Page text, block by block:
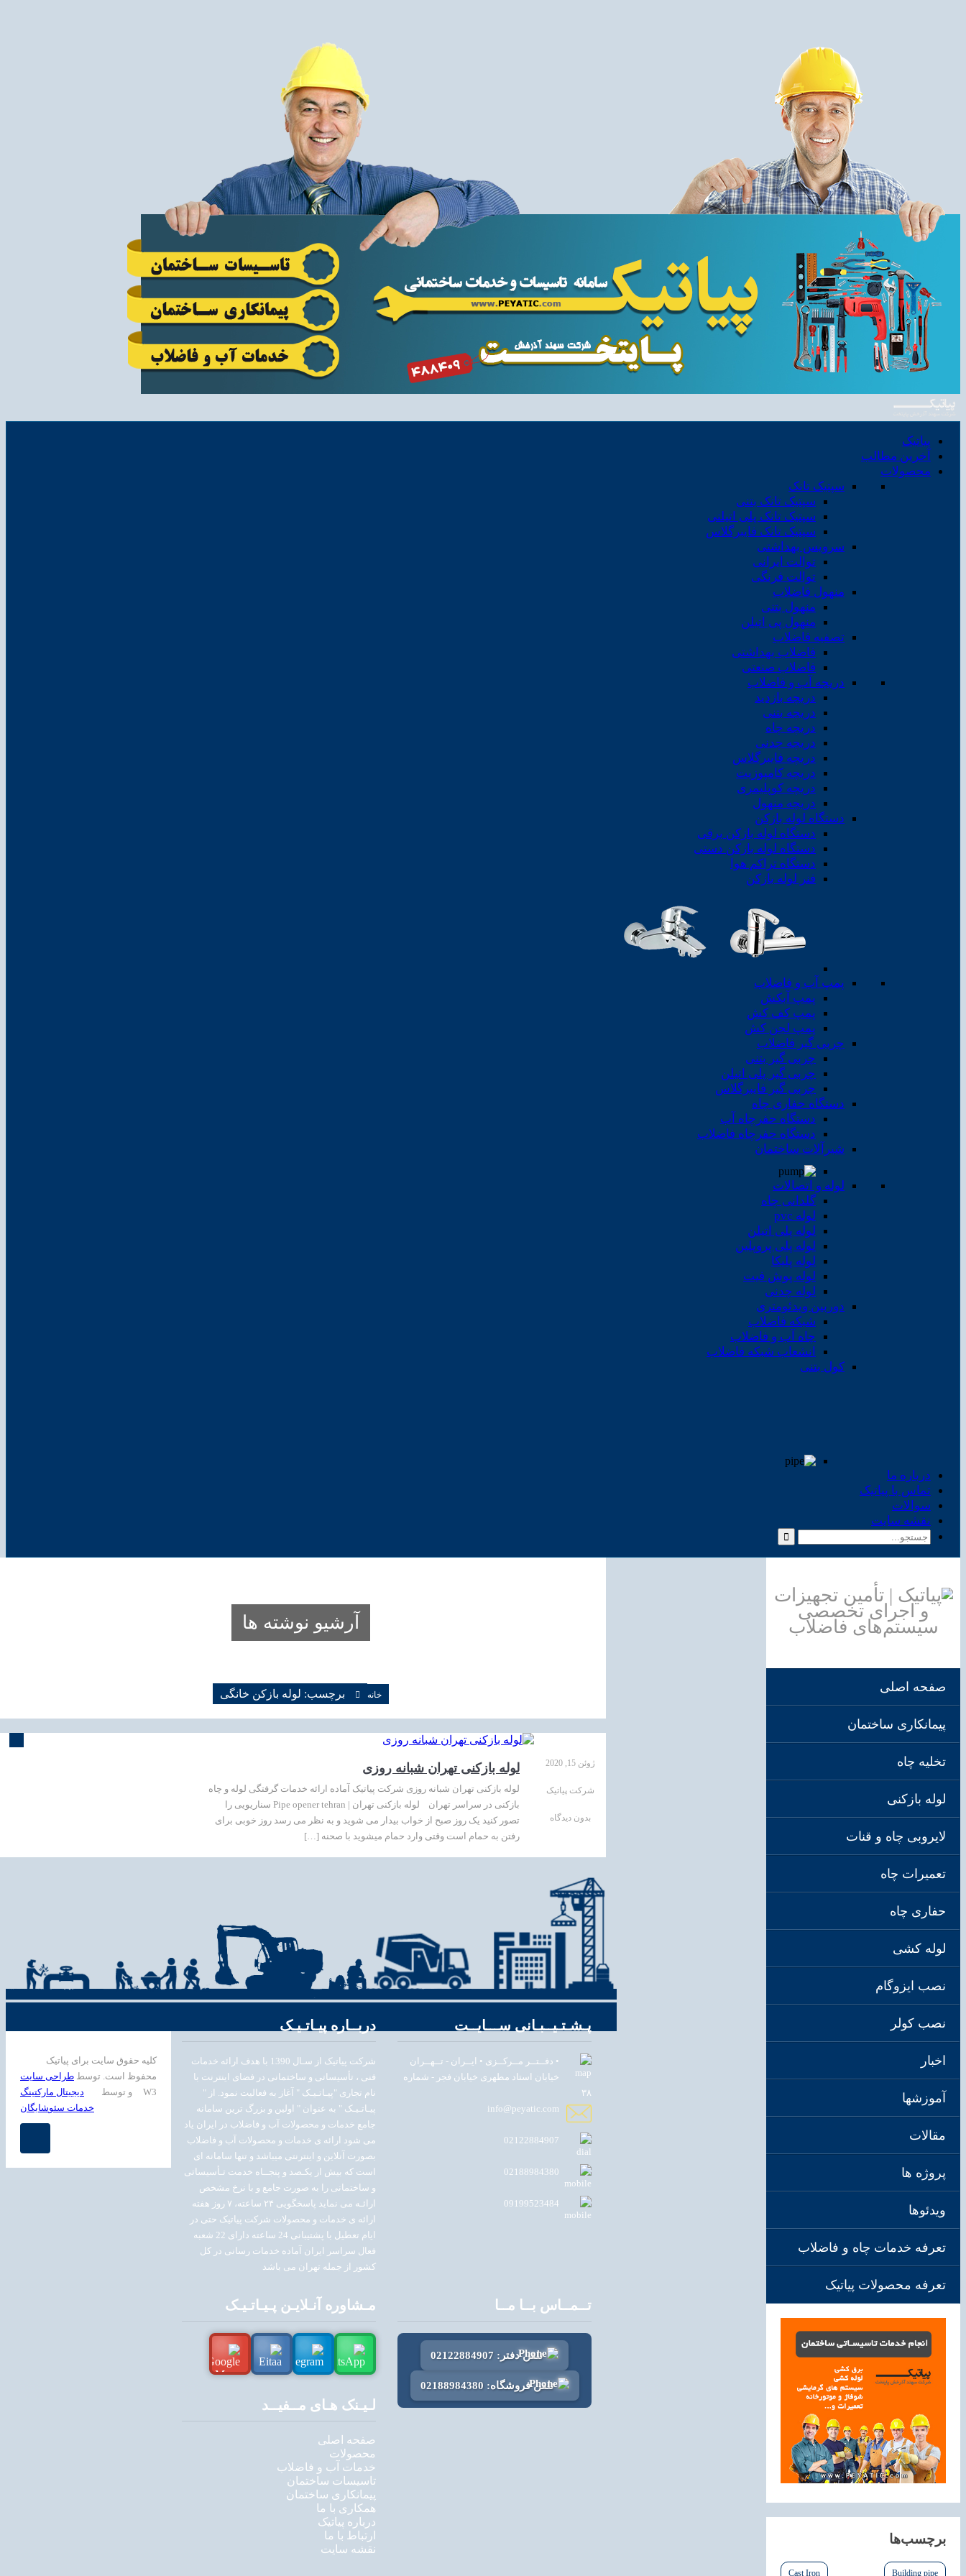
پیاتیک
آخرین مطالب
محصولات
سپتیک تانک
سپتیک تانک بتنی
سپتیک تانک پلی اتیلنی
سپتیک تانک فایبرگلاس
سرویس بهداشتی
توالت ایرانی
توالت فرنگی
منهول فاضلاب
منهول بتنی
منهول پی اتیلن
تصفیه فاضلاب
فاضلاب بهداشتی
فاضلاب صنعتی
دریچه آب و فاضلاب
دریچه بازدید
دریچه بتنی
دریچه چاه
دریچه چدنی
دریچه فایبرگلاس
دریچه کامپوزیت
دریچه کوپلیمری
دریچه منهول
دستگاه لوله بازکن
دستگاه لوله بازکن برقی
دستگاه لوله بازکن دستی
دستگاه تراکم هوا
فنر لوله بازکن
پمپ آب و فاضلاب
پمپ آبکش
پمپ کف کش
پمپ لجن کش
چربی گیر فاضلاب
چربی گیر بتنی
چربی گیر پلی اتیلن
چربی گیر فایبرگلاس
دستگاه حفاری چاه
دستگاه حفرچاه آب
دستگاه حفرچاه فاضلاب
شیرآلات ساختمان
لوله و اتصالات
گلدانی چاه
لوله pvc
لوله پلی اتیلن
لوله پلی پروپلین
لوله پلیکا
لوله پوش فیت
لوله چدنی
دوربین ویدئومتری
شبکه فاضلاب
چاه آب و فاضلاب
انشعاب شبکه فاضلاب
کول بتنی
درباره ما
تماس با پیاتیک
سوالات
نقشه سایت
صفحه اصلی
پیمانکاری ساختمان
تخلیه چاه
لوله بازکنی
لایروبی چاه و قنات
تعمیرات چاه
حفاری چاه
لوله کشی
نصب ایزوگام
نصب کولر
اخبار
آموزشها
مقالات
پروژه ها
ویدئوها
تعرفه خدمات چاه و فاضلاب
تعرفه محصولات پیاتیک
برچسب‌ها
Building pipe
Cast Iron
آرشیو نوشته ها
خانه برچسب: لوله بازکن خانگی
ژوئن 15, 2020
شرکت پیاتیک
بدون دیدگاه
لوله بازکنی تهران شبانه روزی
لوله بازکنی تهران شبانه روزی شرکت پیاتیک آماده ارائه خدمات گرفتگی لوله و چاه
بازکنی در سراسر تهران لوله بازکنی تهران | Pipe opener tehran سناریویی را
تصور کنید یک روز صبح از خواب بیدار می شوید و به نظر می رسد روز خوبی برای
رفتن به حمام است وقتی وارد حمام میشوید با صحنه […]
پـشـتـیــبـانی ســـایــت
• دفــتــر مــرکــزی • ایــران - تــهــران
خیابان استاد مطهری خیابان فجر - شماره
۳۸
info@peyatic.com
02122884907
02188984380
09199523484
دربــاره پیـاتـیـک
شرکت پیاتیک از سـال 1390 با هدف ارائه خدمات
فنی ، تأسیساتی و ساختمانی در فضای اینترنت با
نام تجاری "پیـاتـیـک " آغاز به فعالیت نمود. از "
پیـاتـیـک " به عنوان " اولین و بزرگ ترین سامانه
جامع خدمات و محصولات آب و فاضلاب در ایران یاد
می شود ارائه ی خدمات و محصولات آب و فاضلاب
بصورت آنلاین و اینترنتی میباشد و تنها سامانه ای
است که بیش از یکـصد و پنجــاه خدمت تـأسیساتی
و ساختمانی را به صورت جامع و با نرخ مشخص
ارائـه می نماید پاسخگویی ۲۴ ساعته، ٧ روز هفته
ارائه ی خدمات و محصولات شرکت پیاتیک حتی در
ایام تعطیل با پشتیبانی 24 ساعته دارای 22 شعبه
فعال سراسر ایران آماده خدمات رسانی در کل
کشور از جمله تهران می باشد
تــمــاس بــا مــا
تلفن دفتر: 02122884907
تلفن فروشگاه: 02188984380
مـشاوره آنـلایـن پـیـاتـیـک
لـیـنک هـای مــفیــد
صفحه اصلی
محصولات
خدمات آب و فاضلاب
تاسیسات ساختمان
پیمانکاری ساختمان
همکاری با ما
درباره پیاتیک
ارتباط با ما
نقشه سایت
کلیه حقوق سایت برای پیاتیک
محفوظ است.
طراحی سایت توسط
W3
دیجیتال مارکتینگ
و
خدمات سئو
توسط
شایگان